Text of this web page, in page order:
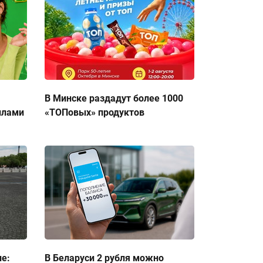
В Минске раздадут более 1000
«ТОПовых» продуктов
В Беларуси 2 рубля можно